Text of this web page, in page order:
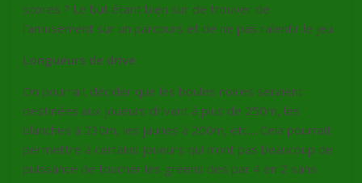
scores ? Le but étant bien sur de trouver de
l’amusement sur un parcours et de ne pas ralentir le jeu.
Longueurs de drive
On pourrait décider que les boules noires seraient
destinées aux joueurs drivant à plus de 250m, les
blanches à 230m, les jaunes à 200m, etc… Cela pourrait
permettre à certains joueurs qui n’ont pas beaucoup de
puissance de toucher les greens des par 4 en 2 sans